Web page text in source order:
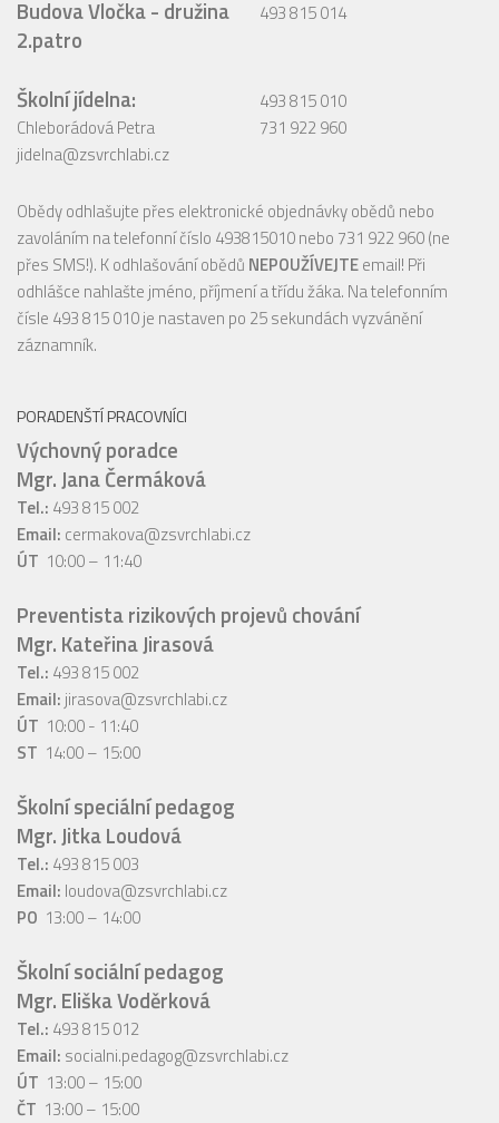
Budova Vločka - družina
2.patro
493 815 014
Školní jídelna:
Chleborádová Petra
jidelna@zsvrchlabi.cz
493 815 010
731 922 960
Obědy odhlašujte přes elektronické objednávky obědů nebo
zavoláním na telefonní číslo 493815010 nebo 731 922 960 (ne
přes SMS!). K odhlašování obědů NEPOUŽÍVEJTEemail! Při
odhlášce nahlašte jméno, příjmení a třídu žáka. Na telefonním
čísle 493 815 010 je nastaven po 25 sekundách vyzvánění
záznamník.
PORADENŠTÍ PRACOVNÍCI
Výchovný poradce
Mgr. Jana Čermáková
Tel.: 493 815 002
Email: cermakova@zsvrchlabi.cz
ÚT 10:00 – 11:40
Preventista rizikových projevů chování
Mgr. Kateřina Jirasová
Tel.: 493 815 002
Email: jirasova@zsvrchlabi.cz
ÚT 10:00 - 11:40
ST 14:00 – 15:00
Školní speciální pedagog
Mgr. Jitka Loudová
Tel.: 493 815 003
Email: loudova@zsvrchlabi.cz
PO 13:00 – 14:00
Školní sociální pedagog
Mgr. Eliška Voděrková
Tel.: 493 815 012
Email: socialni.pedagog@zsvrchlabi.cz
ÚT 13:00 – 15:00
ČT 13:00 – 15:00